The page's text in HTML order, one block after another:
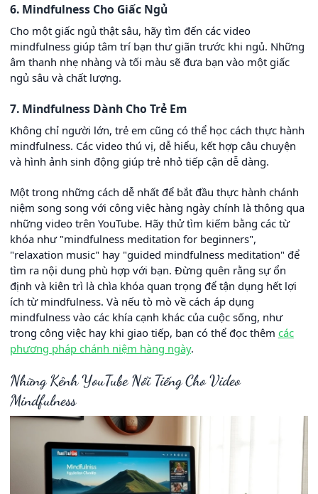
6. Mindfulness Cho Giấc Ngủ
Cho một giấc ngủ thật sâu, hãy tìm đến các video
mindfulness giúp tâm trí bạn thư giãn trước khi ngủ. Những
âm thanh nhẹ nhàng và tối màu sẽ đưa bạn vào một giấc
ngủ sâu và chất lượng.
7. Mindfulness Dành Cho Trẻ Em
Không chỉ người lớn, trẻ em cũng có thể học cách thực hành
mindfulness. Các video thú vị, dễ hiểu, kết hợp câu chuyện
và hình ảnh sinh động giúp trẻ nhỏ tiếp cận dễ dàng.
Một trong những cách dễ nhất để bắt đầu thực hành chánh
niệm song song với công việc hàng ngày chính là thông qua
những video trên YouTube. Hãy thử tìm kiếm bằng các từ
khóa như "mindfulness meditation for beginners",
"relaxation music" hay "guided mindfulness meditation" để
tìm ra nội dung phù hợp với bạn. Đừng quên rằng sự ổn
định và kiên trì là chìa khóa quan trọng để tận dụng hết lợi
ích từ mindfulness. Và nếu tò mò về cách áp dụng
mindfulness vào các khía cạnh khác của cuộc sống, như
trong công việc hay khi giao tiếp, bạn có thể đọc thêm các
phương pháp chánh niệm hàng ngày.
Những Kênh YouTube Nổi Tiếng Cho Video
Mindfulness